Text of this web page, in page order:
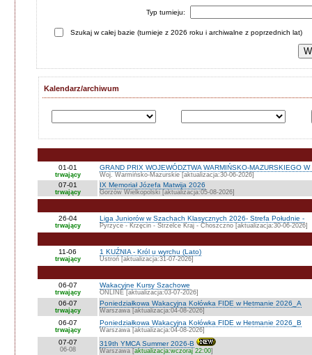
Typ turnieju:
Szukaj w całej bazie (turnieje z 2026 roku i archiwalne z poprzednich lat)
Kalendarz/archiwum
01-01
trwający
GRAND PRIX WOJEWÓDZTWA WARMIŃSKO-MAZURSKIEGO
Woj. Warmińsko-Mazurskie [aktualizacja:30-06-2026]
07-01
trwający
IX Memoriał Józefa Matwija 2026
Gorzów Wielkopolski [aktualizacja:05-08-2026]
26-04
trwający
Liga Juniorów w Szachach Klasycznych 2026- Strefa Południe -
Pyrzyce - Krzęcin - Strzelce Kraj - Choszczno [aktualizacja:30-06-2026]
11-06
trwający
1 KUŹNIA - Król u wyrchu (Lato)
Ustroń [aktualizacja:31-07-2026]
06-07
trwający
Wakacyjne Kursy Szachowe
ONLINE [aktualizacja:03-07-2026]
06-07
trwający
Poniedziałkowa Wakacyjna Kołówka FIDE w Hetmanie 2026_A
Warszawa [aktualizacja:04-08-2026]
06-07
trwający
Poniedziałkowa Wakacyjna Kołówka FIDE w Hetmanie 2026_B
Warszawa [aktualizacja:04-08-2026]
07-07
06-08
319th YMCA Summer 2026-B
Warszawa [aktualizacja:wczoraj 22:00]